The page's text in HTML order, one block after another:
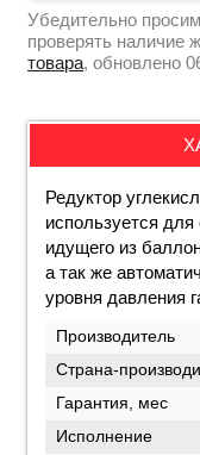
Убедительно
проверять наличие
товара, обновлено
Редуктор
используется
идущего из
а так же
уровня давления
Производитель
Страна-
Гарантия, мес
Исполнение